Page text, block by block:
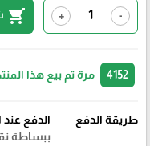
-
+
shopping_cart
مرة تم بيع هذا
طريقة الدفع
الدفع عند
ببساطة